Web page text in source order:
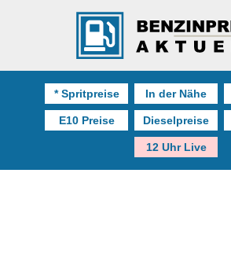
* Spritpreise In der Nähe
E10 Preise Dieselpreise
12 Uhr Live